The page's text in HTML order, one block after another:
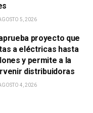
5, 2026
proyecto que
a eléctricas hasta
y permite a la
distribuidoras
4, 2026